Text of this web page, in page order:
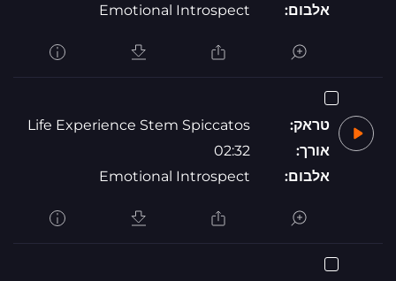
אלבום:
Emotional Introspect
טראק:
Life Experience Stem Spiccatos
אורך:
02:32
אלבום:
Emotional Introspect